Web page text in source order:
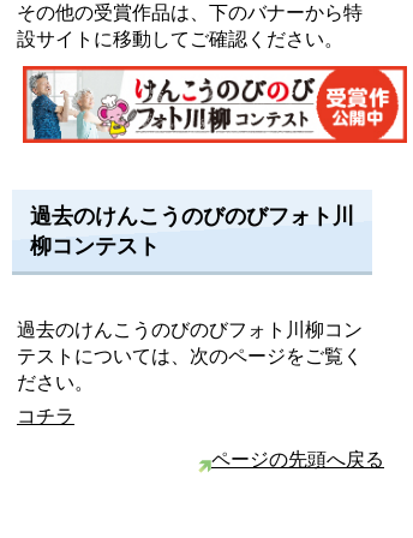
その他の受賞作品は、下のバナーから特
設サイトに移動してご確認ください。
過去のけんこうのびのびフォト川
柳コンテスト
過去のけんこうのびのびフォト川柳コン
テストについては、次のページをご覧く
ださい。
コチラ
ページの先頭へ戻る